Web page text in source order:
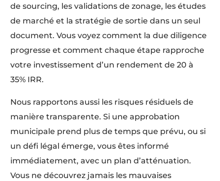
de sourcing, les validations de zonage, les études
de marché et la stratégie de sortie dans un seul
document. Vous voyez comment la due diligence
progresse et comment chaque étape rapproche
votre investissement d’un rendement de 20 à
35% IRR.
Nous rapportons aussi les risques résiduels de
manière transparente. Si une approbation
municipale prend plus de temps que prévu, ou si
un défi légal émerge, vous êtes informé
immédiatement, avec un plan d’atténuation.
Vous ne découvrez jamais les mauvaises